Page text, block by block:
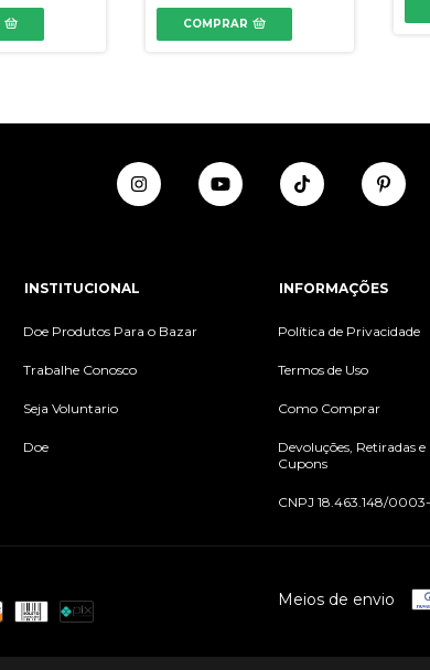
COMPRAR
INSTITUCIONAL
Doe Produtos Para o Bazar
Trabalhe Conosco
Seja Voluntario
Doe
INFORMAÇÕES
Política de Privacidade
Termos de Uso
Como Comprar
Devoluções, Retiradas
Cupons
CNPJ 18.463.148/
Meios de envio